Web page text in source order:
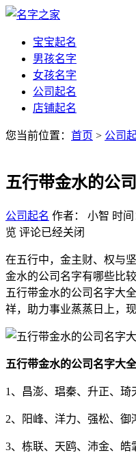
宝宝起名
男孩名字
女孩名字
公司起名
店铺起名
您当前位置： 首页 > 公司
五行带金水的公
公司起名 作者： 小智 时间
览 评论已经关闭
在五行中，金主财、权与
金水的公司名字有哪些比
五行带金水的公司名字大
祥，助力事业蒸蒸日上，
五行带金水的公司名字大全
1、昌澎、琩秦、升正、琦
2、阳峰、洋力、强松、御
3、栋联、天鸥、沛金、皓